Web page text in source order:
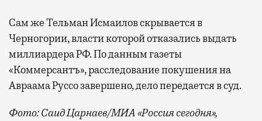
Сам же Тельман Исмаилов скрывается в
Черногории, власти которой отказались выдать
миллиардера РФ. По данным газеты
«Коммерсантъ», расследование покушения на
Авраама Руссо завершено, дело передается в суд.
Фото: Саид Царнаев/МИА «Россия сегодня»,